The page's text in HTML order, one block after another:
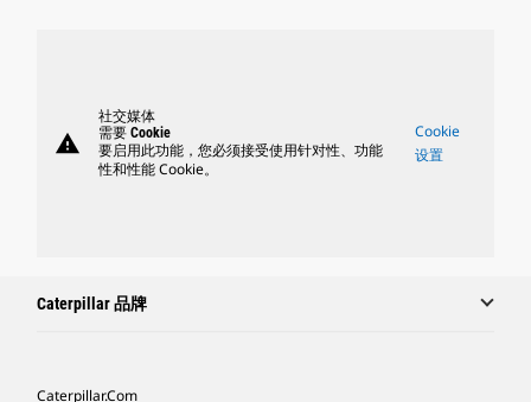
warning
社交媒体
需要 Cookie
要启用此功能，您必须接受使用针对性、功能
性和性能 Cookie。
Cookie
设置
Caterpillar 品牌
Caterpillar.com